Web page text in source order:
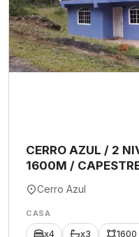
CERRO AZUL / 2
1600M /
Cerro Azul
CASA
x4 x3 1600